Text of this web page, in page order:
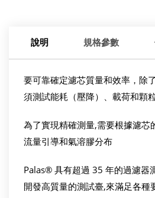
說明 規格參數
要可靠確定濾芯質量和效率，除
須測試能耗（壓降）、載荷和顆
為了實現精確測量,需要根據濾芯
流量引導和氣溶膠分布
Palas® 具有超過 35 年的過濾器
開發高質量的測試臺,來滿足各種